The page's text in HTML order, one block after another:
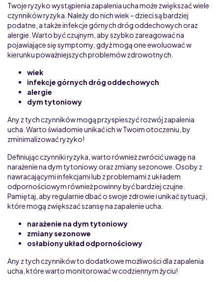
Twoje ryzyko wystąpienia zapalenia ucha może zwiększać wiele
czynników ryzyka. Należy do nich wiek – dzieci są bardziej
podatne, a także infekcje górnych dróg oddechowych oraz
alergie. Warto być czujnym, aby szybko zareagować na
pojawiające się symptomy, gdyż mogą one ewoluować w
kierunku poważniejszych problemów zdrowotnych.
wiek
infekcje górnych dróg oddechowych
alergie
dym tytoniowy
Any z tych czynników mogą przyspieszyć rozwój zapalenia
ucha. Warto świadomie unikać ich w Twoim otoczeniu, by
zminimalizować ryzyko!
Definiując czynniki ryzyka, warto również zwrócić uwagę na
narażenie na dym tytoniowy oraz zmiany sezonowe. Osoby z
nawracającymi infekcjami lub z problemami z układem
odpornościowym również powinny być bardziej czujne.
Pamiętaj, aby regularnie dbać o swoje zdrowie i unikać sytuacji,
które mogą zwiększać szansę na zapalenie ucha.
narażenie na dym tytoniowy
zmiany sezonowe
osłabiony układ odpornościowy
Any z tych czynników to dodatkowe możliwości dla zapalenia
ucha, które warto monitorować w codziennym życiu!